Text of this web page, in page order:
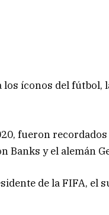
íconos del fútbol,
fueron
Banks y el alemán
de la FIFA, el